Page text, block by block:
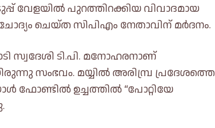
പുറത്തിറക്കിയ വിവാദമായ
ചോദ്യം ചെയ്‌ത സിപിഎം നേതാവിന് മർദനം.
സ്വദേശി ടി.പി. മനോഹരനാണ്
സംഭവം. മയ്യില്‍ അരിമ്പ്ര പ്രദേശത്തെ
ഉച്ചത്തിൽ “പോറ്റിയേ